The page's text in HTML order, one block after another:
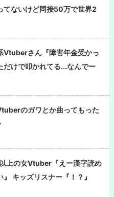
てないけど同接50万で世界2
Vtuberさん『障害年金受かっ
だけで叩かれてる...なんでー
のガワとか曲ってもった
上の女Vtuber『えー漢字読め
キッズリスナー『！？』